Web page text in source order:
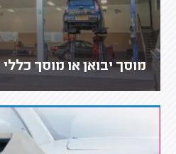
מוסך יבואן או מוסך כללי